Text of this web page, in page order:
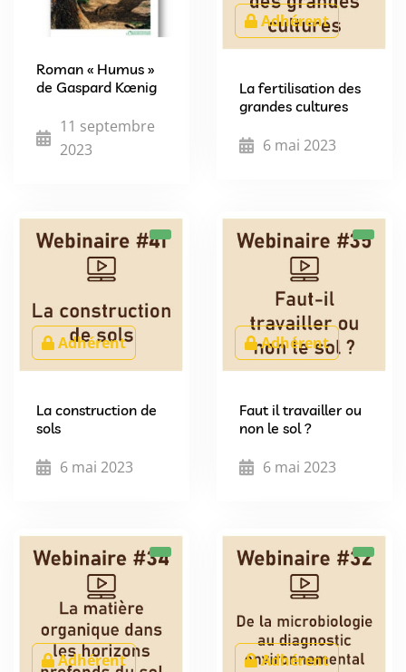
Roman « Humus »
de Gaspard Kœnig
11 septembre
2023
Adhérent
La fertilisation des
grandes cultures
6 mai 2023
Adhérent
La construction de
sols
6 mai 2023
Adhérent
Faut il travailler ou
non le sol ?
6 mai 2023
Adhérent Adhérent